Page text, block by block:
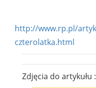
http://www.rp.pl/
czterolatka.html
Zdjęcia do artykułu :